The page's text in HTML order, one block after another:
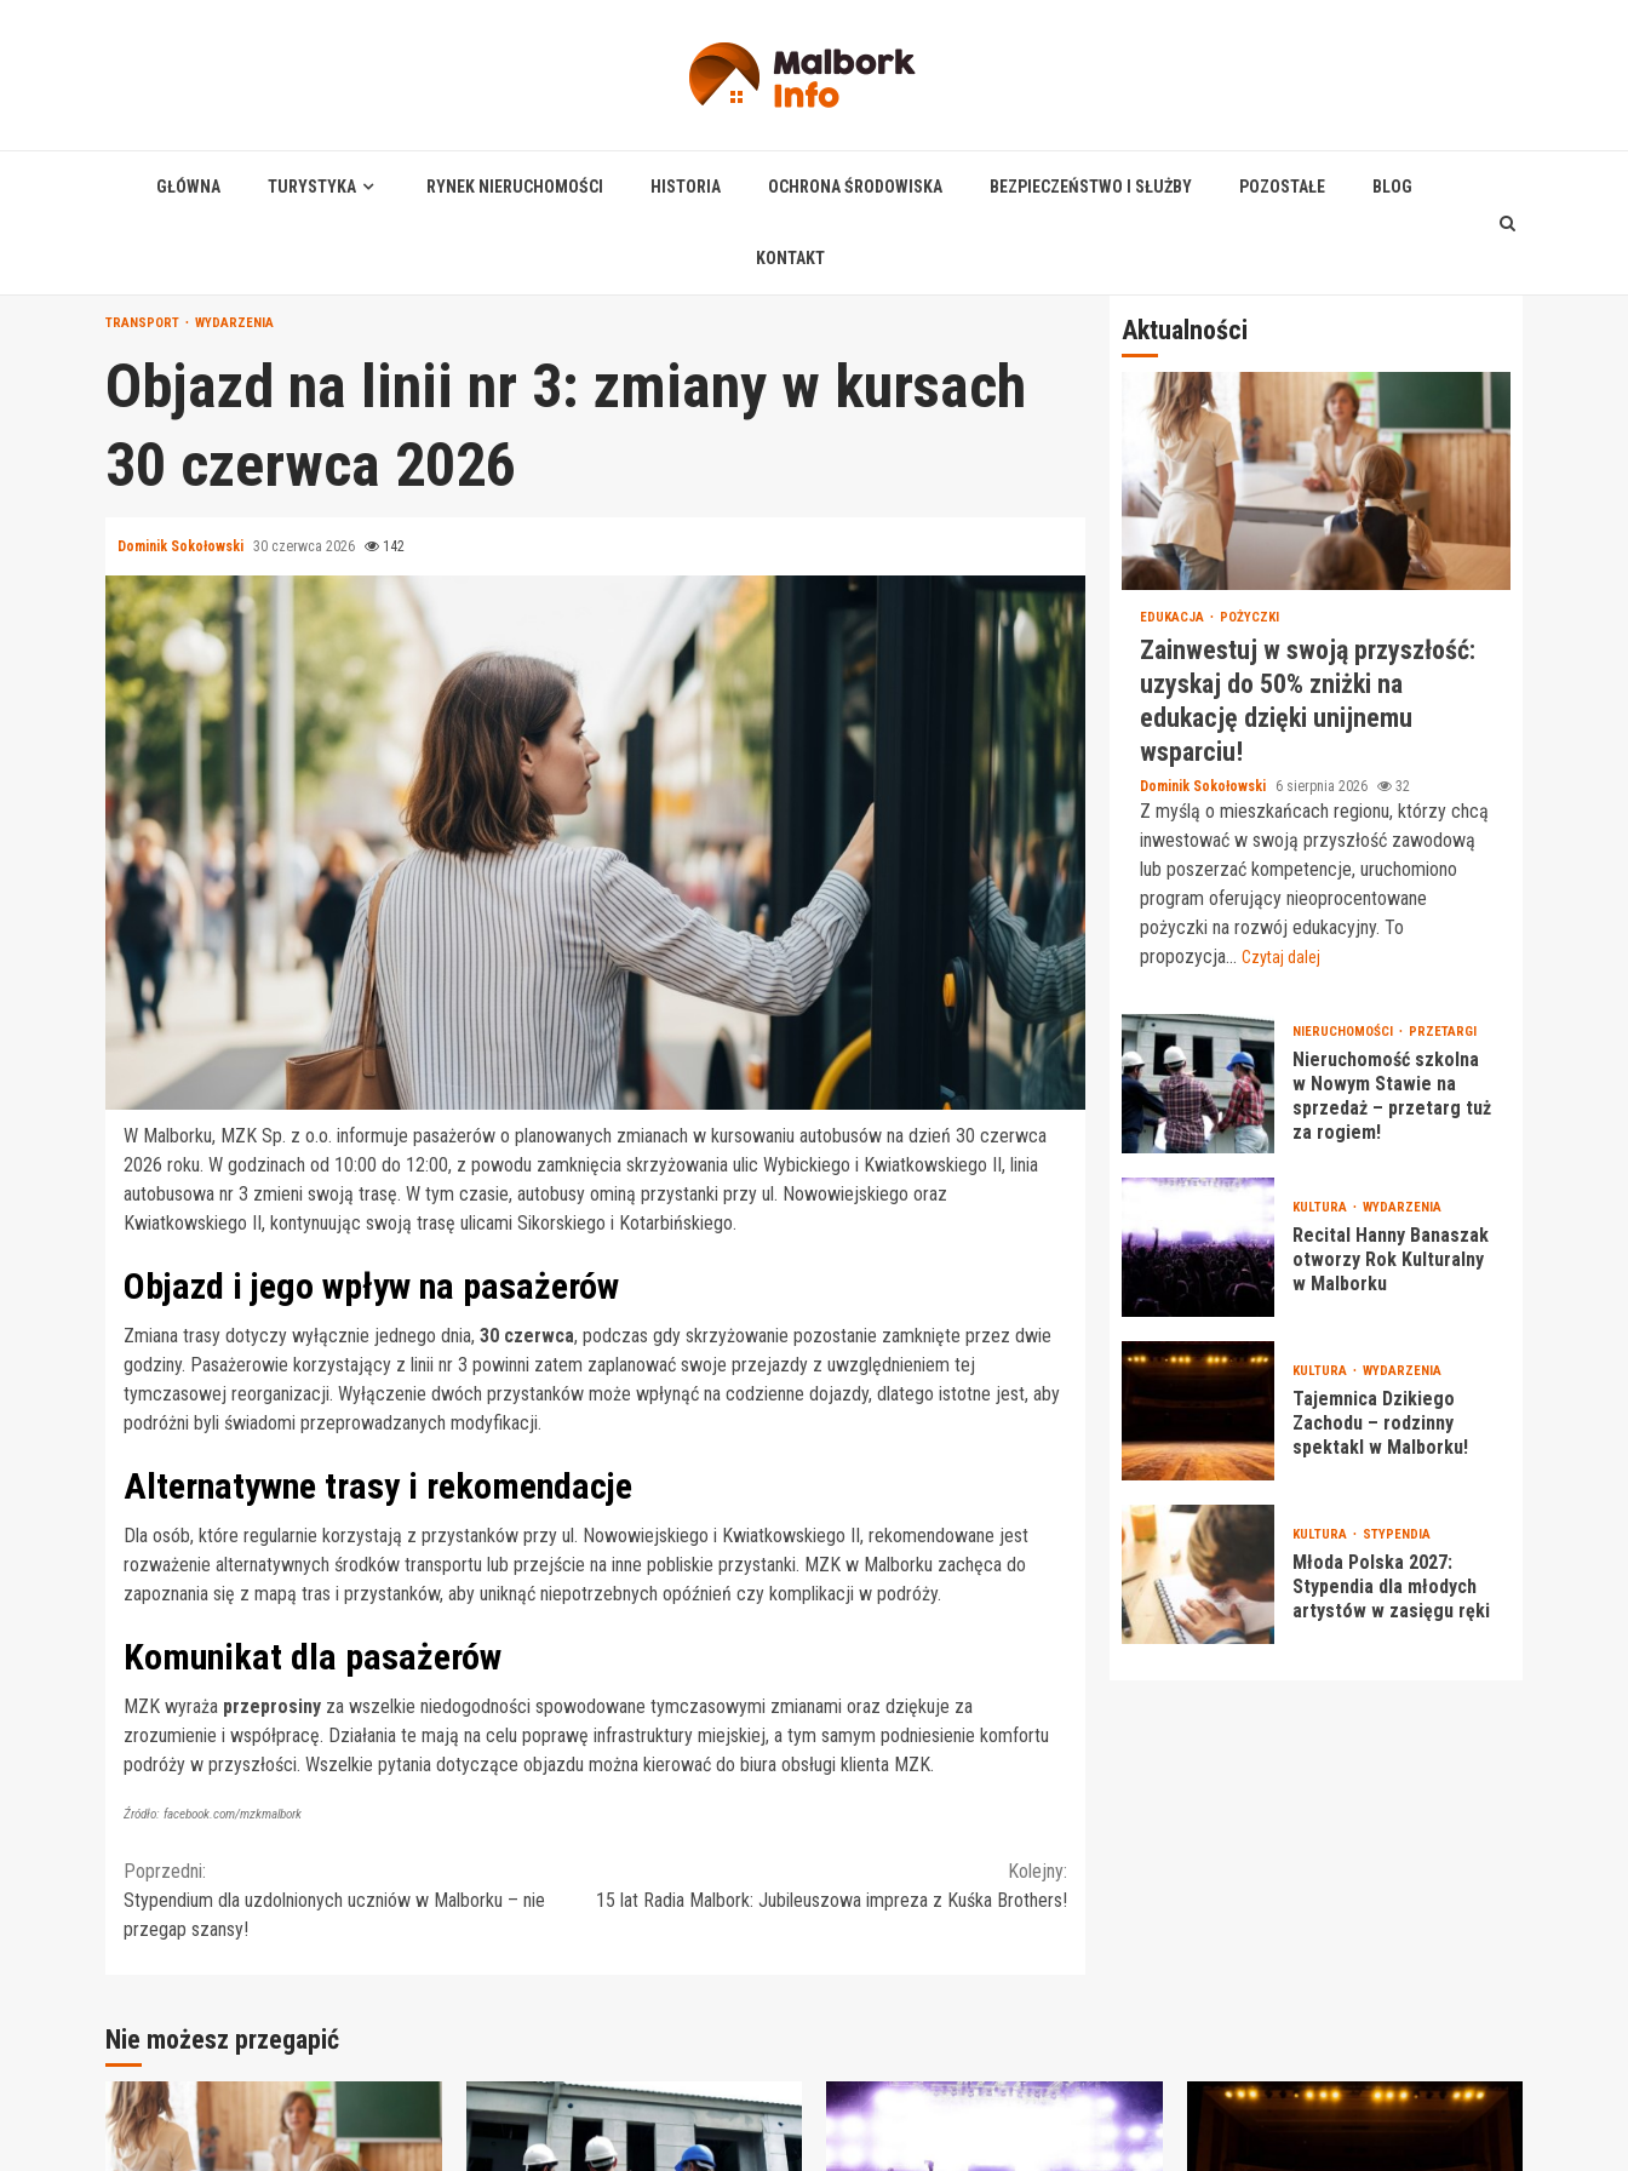
GŁÓWNA TURYSTYKA RYNEK NIERUCHOMOŚCI HISTORIA OCHRONA ŚRODOWISKA BEZPIECZEŃSTWO I SŁUŻBY POZOSTAŁE BLOG
KONTAKT
TRANSPORT WYDARZENIA
Objazd na linii nr 3: zmiany w kursach
30 czerwca 2026
Dominik Sokołowski 30 czerwca 2026 142
W Malborku, MZK Sp. z o.o. informuje pasażerów o planowanych zmianach w kursowaniu autobusów na dzień 30 czerwca
2026 roku. W godzinach od 10:00 do 12:00, z powodu zamknięcia skrzyżowania ulic Wybickiego i Kwiatkowskiego II, linia
autobusowa nr 3 zmieni swoją trasę. W tym czasie, autobusy ominą przystanki przy ul. Nowowiejskiego oraz
Kwiatkowskiego II, kontynuując swoją trasę ulicami Sikorskiego i Kotarbińskiego.
Objazd i jego wpływ na pasażerów
Zmiana trasy dotyczy wyłącznie jednego dnia, 30 czerwca, podczas gdy skrzyżowanie pozostanie zamknięte przez dwie
godziny. Pasażerowie korzystający z linii nr 3 powinni zatem zaplanować swoje przejazdy z uwzględnieniem tej
tymczasowej reorganizacji. Wyłączenie dwóch przystanków może wpłynąć na codzienne dojazdy, dlatego istotne jest, aby
podróżni byli świadomi przeprowadzanych modyfikacji.
Alternatywne trasy i rekomendacje
Dla osób, które regularnie korzystają z przystanków przy ul. Nowowiejskiego i Kwiatkowskiego II, rekomendowane jest
rozważenie alternatywnych środków transportu lub przejście na inne pobliskie przystanki. MZK w Malborku zachęca do
zapoznania się z mapą tras i przystanków, aby uniknąć niepotrzebnych opóźnień czy komplikacji w podróży.
Komunikat dla pasażerów
MZK wyraża przeprosiny za wszelkie niedogodności spowodowane tymczasowymi zmianami oraz dziękuje za
zrozumienie i współpracę. Działania te mają na celu poprawę infrastruktury miejskiej, a tym samym podniesienie komfortu
podróży w przyszłości. Wszelkie pytania dotyczące objazdu można kierować do biura obsługi klienta MZK.
Źródło: facebook.com/mzkmalbork
Continue
Reading
Poprzedni:
Stypendium dla uzdolnionych uczniów w Malborku – nie
przegap szansy!
Kolejny:
15 lat Radia Malbork: Jubileuszowa impreza z Kuśka Brothers!
Aktualności
EDUKACJA POŻYCZKI
Zainwestuj w swoją przyszłość:
uzyskaj do 50% zniżki na
edukację dzięki unijnemu
wsparciu!
Dominik Sokołowski 6 sierpnia 2026 32
Z myślą o mieszkańcach regionu, którzy chcą
inwestować w swoją przyszłość zawodową
lub poszerzać kompetencje, uruchomiono
program oferujący nieoprocentowane
pożyczki na rozwój edukacyjny. To
propozycja... Czytaj dalej
NIERUCHOMOŚCI PRZETARGI
Nieruchomość szkolna
w Nowym Stawie na
sprzedaż – przetarg tuż
za rogiem!
KULTURA WYDARZENIA
Recital Hanny Banaszak
otworzy Rok Kulturalny
w Malborku
KULTURA WYDARZENIA
Tajemnica Dzikiego
Zachodu – rodzinny
spektakl w Malborku!
KULTURA STYPENDIA
Młoda Polska 2027:
Stypendia dla młodych
artystów w zasięgu ręki
Nie możesz przegapić